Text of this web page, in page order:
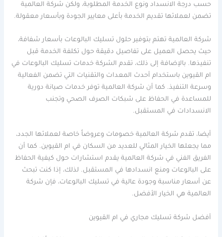
حسب درجة الانسداد ونوع الخدمة المطلوبة، ولكن شركة العالمية
تضمن لعملائها تقديم الخدمة بأعلى معايير الجودة وبأسعار معقولة.
شركة العالمية تهتم بتوفير حلول تسليك البالوعات بأسعار شفافة،
حيث يحصل العميل على تفاصيل دقيقة حول تكلفة الخدمة قبل
تنفيذها. بالإضافة إلى ذلك، تقدم الشركة خدمات تسليك البالوعات في
ام القيوين باستخدام أحدث المعدات والتقنيات التي تضمن الفعالية
وسرعة التنفيذ. كما أن شركة العالمية توفر خدمات صيانة دورية
للمساعدة في الحفاظ على شبكات الصرف الصحي وتجنب
الانسدادات في المستقبل.
أيضا، تقدم شركة العالمية خصومات وعروضاً خاصة لعملائها الجدد،
مما يجعلها الخيار المثالي للعديد من السكان في ام القيوين. كما أن
الفريق الفني في شركة العالمية يقدم استشارات حول كيفية الحفاظ
على البالوعات ومنع انسدادها في المستقبل. لذلك، إذا كنت تبحث
عن أسعار مناسبة وجودة عالية في تسليك البالوعات، فإن شركة
العالمية هي الخيار الأفضل.
أفضل شركة تسليك مجاري في ام القيوين